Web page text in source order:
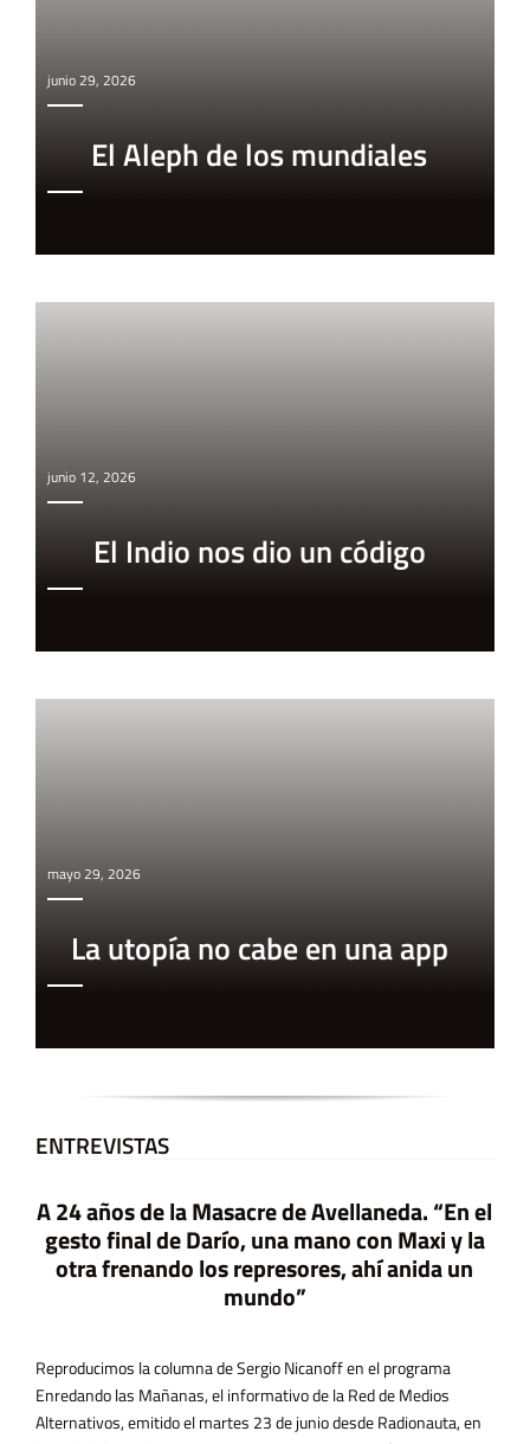
junio 29, 2026
El Aleph de los mundiales
junio 12, 2026
El Indio nos dio un código
mayo 29, 2026
La utopía no cabe en una app
ENTREVISTAS
A 24 años de la Masacre de Avellaneda. “En el
gesto final de Darío, una mano con Maxi y la
otra frenando los represores, ahí anida un
mundo”
Reproducimos la columna de Sergio Nicanoff en el programa
Enredando las Mañanas, el informativo de la Red de Medios
Alternativos, emitido el martes 23 de junio desde Radionauta, en